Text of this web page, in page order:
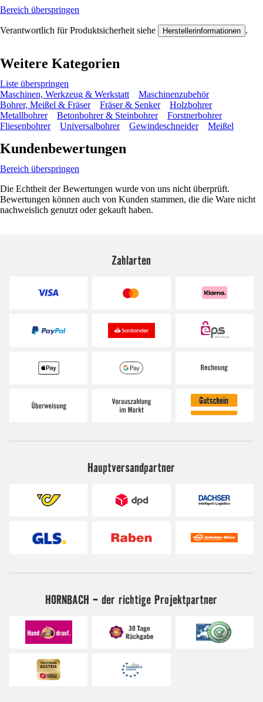
Bereich überspringen
Verantwortlich für Produktsicherheit siehe Herstellerinformationen .
Weitere Kategorien
Liste überspringen
Maschinen, Werkzeug & Werkstatt
Maschinenzubehör
Bohrer, Meißel & Fräser
Fräser & Senker
Holzbohrer
Metallbohrer
Betonbohrer & Steinbohrer
Forstnerbohrer
Fliesenbohrer
Universalbohrer Gewindeschneider Meißel
Kundenbewertungen
Bereich überspringen
Die Echtheit der Bewertungen wurde von uns nicht überprüft.
Bewertungen können auch von Kunden stammen, die die Ware nicht
nachweislich genutzt oder gekauft haben.
Zahlarten
Hauptversandpartner
HORNBACH - der richtige Projektpartner